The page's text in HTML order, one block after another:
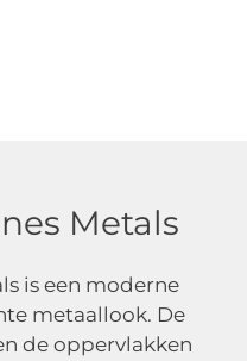
Metals
is een moderne
metaallook. De
de oppervlakken